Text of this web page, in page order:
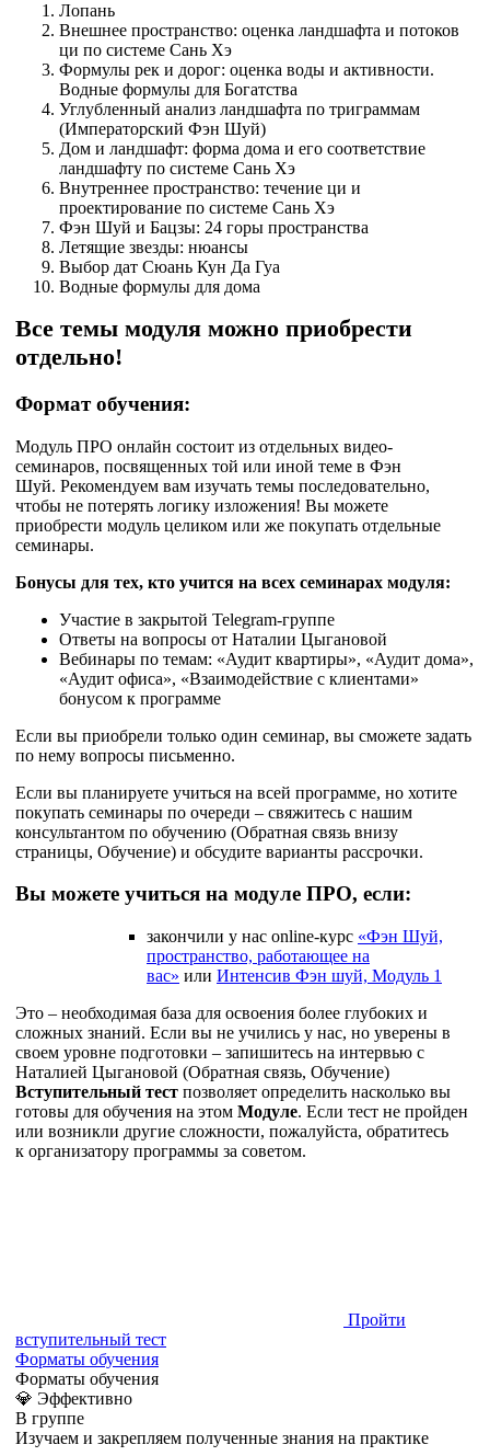
Лопань
Внешнее пространство: оценка ландшафта и потоков
ци по системе Сань Хэ
Формулы рек и дорог: оценка воды и активности.
Водные формулы для Богатства
Углубленный анализ ландшафта по триграммам
(Императорский Фэн Шуй)
Дом и ландшафт: форма дома и его соответствие
ландшафту по системе Сань Хэ
Внутреннее пространство: течение ци и
проектирование по системе Сань Хэ
Фэн Шуй и Бацзы: 24 горы пространства
Летящие звезды: нюансы
Выбор дат Сюань Кун Да Гуа
Водные формулы для дома
Все темы модуля можно приобрести
отдельно!
Формат обучения:
Модуль ПРО онлайн состоит из отдельных видео-
семинаров, посвященных той или иной теме в Фэн
Шуй. Рекомендуем вам изучать темы последовательно,
чтобы не потерять логику изложения! Вы можете
приобрести модуль целиком или же покупать отдельные
семинары.
Бонусы для тех, кто учится на всех семинарах модуля:
Участие в закрытой Telegram-группе
Ответы на вопросы от Наталии Цыгановой
Вебинары по темам: «Аудит квартиры», «Аудит дома»,
«Аудит офиса», «Взаимодействие с клиентами»
бонусом к программе
Если вы приобрели только один семинар, вы сможете задать
по нему вопросы письменно.
Если вы планируете учиться на всей программе, но хотите
покупать семинары по очереди – свяжитесь с нашим
консультантом по обучению (Обратная связь внизу
страницы, Обучение) и обсудите варианты рассрочки.
Вы можете учиться на модуле ПРО, если:
закончили у нас online-курс «Фэн Шуй,
пространство, работающее на
вас» или Интенсив Фэн шуй, Модуль 1
Это – необходимая база для освоения более глубоких и
сложных знаний. Если вы не учились у нас, но уверены в
своем уровне подготовки – запишитесь на интервью с
Наталией Цыгановой (Обратная связь, Обучение)
Вступительный тест позволяет определить насколько вы
готовы для обучения на этом Модуле. Если тест не пройден
или возникли другие сложности, пожалуйста, обратитесь
к организатору программы за советом.
Пройти
вступительный тест
Форматы обучения
Форматы обучения
💎 Эффективно
В группе
Изучаем и закрепляем полученные знания на практике